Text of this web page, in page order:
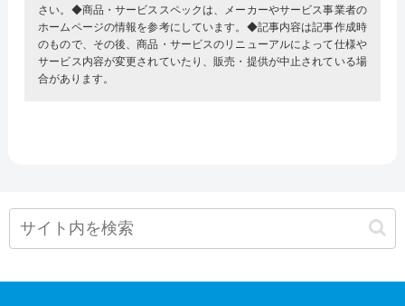
さい。◆商品・サービススペックは、メーカーやサービス事業者の
ホームページの情報を参考にしています。◆記事内容は記事作成時
のもので、その後、商品・サービスのリニューアルによって仕様や
サービス内容が変更されていたり、販売・提供が中止されている場
合があります。